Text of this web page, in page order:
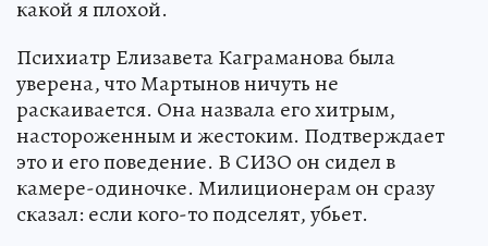
какой я плохой.
Психиатр Елизавета Каграманова была
уверена, что Мартынов ничуть не
раскаивается. Она назвала его хитрым,
настороженным и жестоким. Подтверждает
это и его поведение. В СИЗО он сидел в
камере-одиночке. Милиционерам он сразу
сказал: если кого-то подселят, убьет.